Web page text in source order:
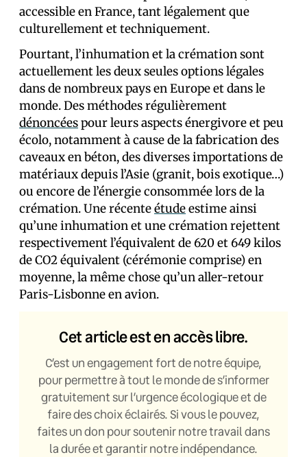
accessible en France, tant légalement que
culturellement et techniquement.
Pourtant, l’inhumation et la crémation sont
actuellement les deux seules options légales
dans de nombreux pays en Europe et dans le
monde. Des méthodes régulièrement
dénoncéespour leurs aspects énergivore et peu
écolo, notamment à cause de la fabrication des
caveaux en béton, des diverses importations de
matériaux depuis l’Asie (granit, bois exotique…)
ou encore de l’énergie consommée lors de la
crémation. Une récenteétudeestime ainsi
qu’une inhumation et une crémation rejettent
respectivement l’équivalent de 620 et 649 kilos
de CO2 équivalent (cérémonie comprise) en
moyenne, la même chose qu’un aller-retour
Paris-Lisbonne en avion.
Cet article est en accès libre.
C’est un engagement fort de notre équipe,
pour permettre à tout le monde de s’informer
gratuitement sur l’urgence écologique et de
faire des choix éclairés. Si vous le pouvez,
faites un don pour soutenir notre travail dans
la durée et garantir notre indépendance.